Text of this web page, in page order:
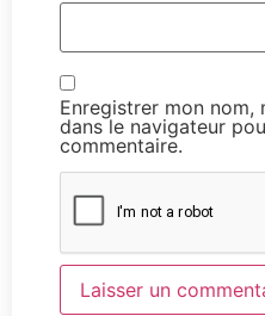
Enregistrer mon
dans le navigateur
commentaire.